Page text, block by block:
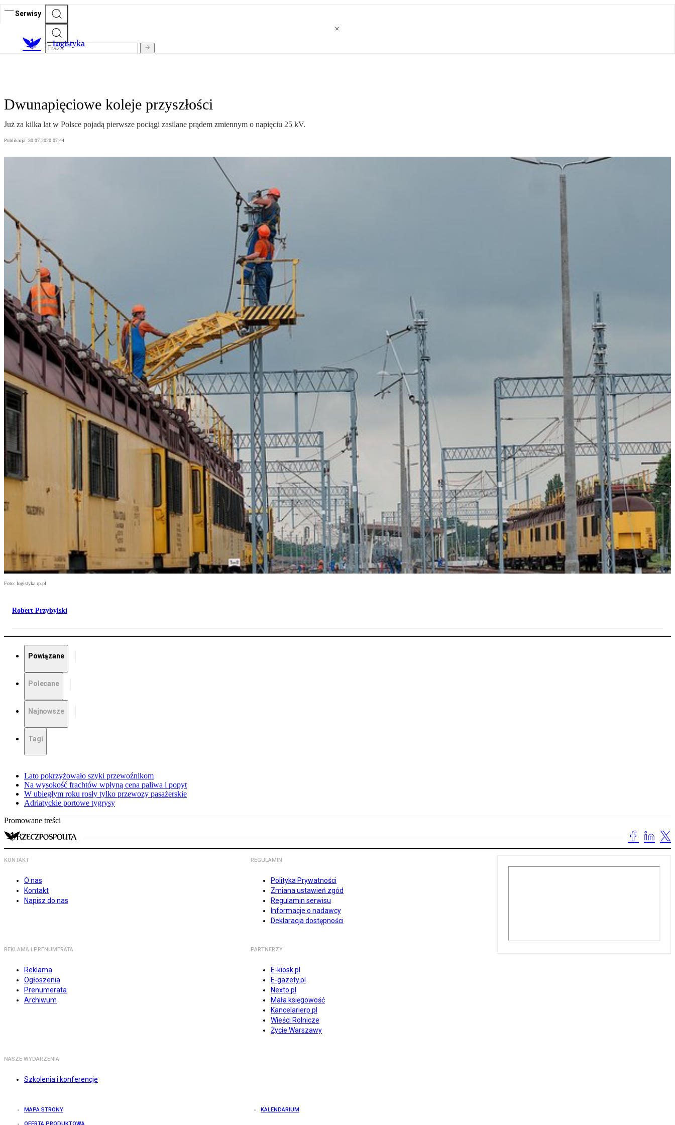
Serwisy
Logistyka
Dwunapięciowe koleje przyszłości
Już za kilka lat w Polsce pojadą pierwsze pociągi zasilane prądem zmiennym o napięciu 25 kV.
Publikacja: 30.07.2020 07:44
Foto: logistyka.rp.pl
Robert Przybylski
Powiązane
Polecane
Najnowsze
Tagi
Lato pokrzyżowało szyki przewoźnikom
Na wysokość frachtów wpłyną cena paliwa i popyt
W ubiegłym roku rosły tylko przewozy pasażerskie
Adriatyckie portowe tygrysy
Promowane treści
KONTAKT
O nas
Kontakt
Napisz do nas
REGULAMIN
Polityka Prywatności
Zmiana ustawień zgód
Regulamin serwisu
Informacje o nadawcy
Deklaracja dostępności
REKLAMA I PRENUMERATA
Reklama
Ogłoszenia
Prenumerata
Archiwum
PARTNERZY
E-kiosk.pl
E-gazety.pl
Nexto.pl
Mała księgowość
Kancelarierp.pl
Wieści Rolnicze
Życie Warszawy
NASZE WYDARZENIA
Szkolenia i konferencje
MAPA STRONY KALENDARIUM